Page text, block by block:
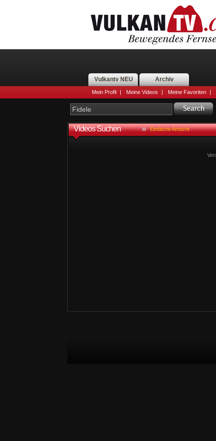
Vulkantv NEU Archiv
Mein Profil | Meine Videos | Meine Favoriten |
Videos Suchen Einfache Ansicht